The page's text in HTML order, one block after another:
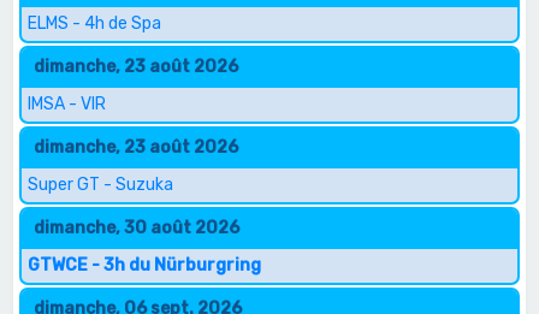
ELMS - 4h de Spa
dimanche, 23 août 2026
IMSA - VIR
dimanche, 23 août 2026
Super GT - Suzuka
dimanche, 30 août 2026
GTWCE - 3h du Nürburgring
dimanche, 06 sept. 2026